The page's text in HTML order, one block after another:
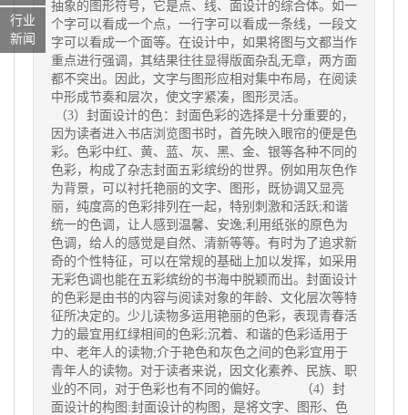
抽象的图形符号，它是点、线、面设计的综合体。如一
个字可以看成一个点，一行字可以看成一条线，一段文
字可以看成一个面等。在设计中，如果将图与文都当作
重点进行强调，其结果往往显得版面杂乱无章，两方面
都不突出。因此，文字与图形应相对集中布局，在阅读
中形成节奏和层次，使文字紧凑，图形灵活。
（3）封面设计的色：封面色彩的选择是十分重要的，
因为读者进入书店浏览图书时，首先映入眼帘的便是色
彩。色彩中红、黄、蓝、灰、黑、金、银等各种不同的
色彩，构成了杂志封面五彩缤纷的世界。例如用灰色作
为背景，可以衬托艳丽的文字、图形，既协调又显亮
丽，纯度高的色彩排列在一起，特别刺激和活跃;和谐
统一的色调，让人感到温馨、安逸;利用纸张的原色为
色调，给人的感觉是自然、清新等等。有时为了追求新
奇的个性特征，可以在常规的基础上加以发挥，如采用
无彩色调也能在五彩缤纷的书海中脱颖而出。封面设计
的色彩是由书的内容与阅读对象的年龄、文化层次等特
征所决定的。少儿读物多运用艳丽的色彩，表现青春活
力的最宜用红绿相间的色彩;沉着、和谐的色彩适用于
中、老年人的读物;介于艳色和灰色之间的色彩宜用于
青年人的读物。对于读者来说，因文化素养、民族、职
业的不同，对于色彩也有不同的偏好。 （4）封
面设计的构图:封面设计的构图，是将文字、图形、色
行业
新闻